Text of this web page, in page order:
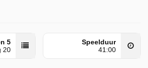
5
20
Speelduur
41:00